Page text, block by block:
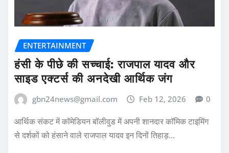
ENTERTAINMENT
हंसी के पीछे की सच्चाई: राजपाल यादव और
साइड एक्टर्स की अनदेखी आर्थिक जंग
gbn24news@gmail.com Feb 12, 2026 0
आर्थिक संकट में कॉमेडियन बॉलीवुड में अपनी शानदार कॉमिक टाइमिंग
से दर्शकों को हंसाने वाले राजपाल यादव इन दिनों तिहाड़…